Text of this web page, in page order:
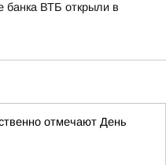
банка ВТБ открыли в
отмечают День